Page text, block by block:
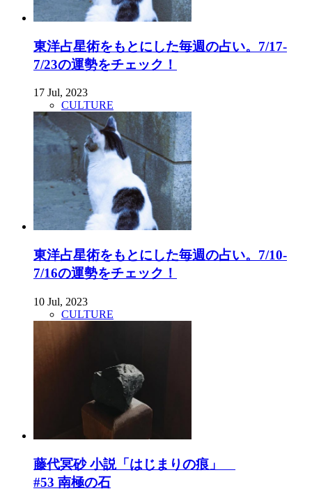
東洋占星術をもとにした毎週の占い。7/17-
7/23の運勢をチェック！
17 Jul, 2023
CULTURE
東洋占星術をもとにした毎週の占い。7/10-
7/16の運勢をチェック！
10 Jul, 2023
CULTURE
藤代冥砂 小説「はじまりの痕」
#53 南極の石